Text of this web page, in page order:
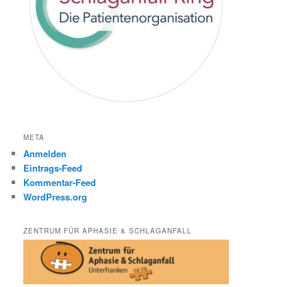
META
Anmelden
Eintrags-Feed
Kommentar-Feed
WordPress.org
ZENTRUM FÜR APHASIE & SCHLAGANFALL